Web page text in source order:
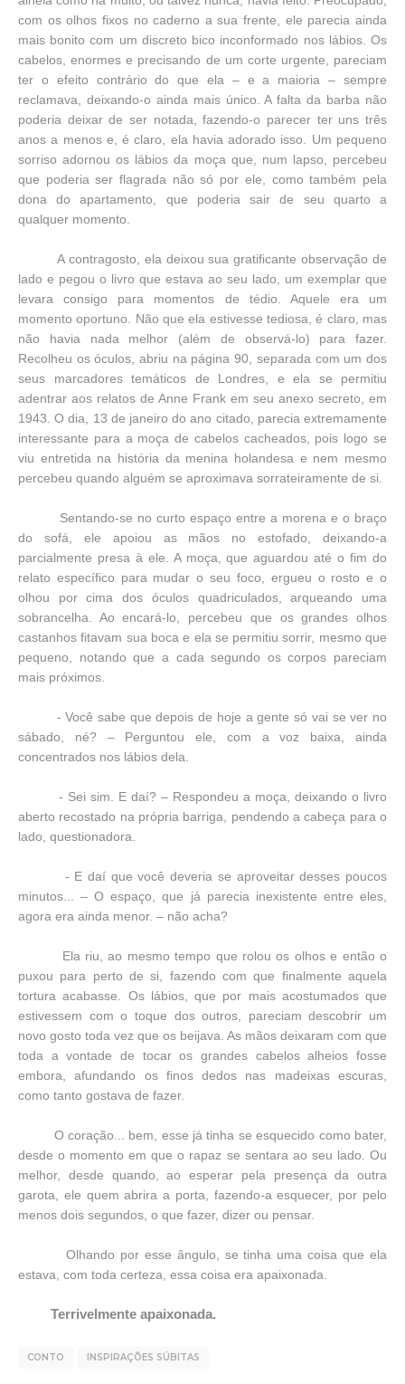
com os olhos fixos no caderno a sua frente, ele parecia ainda
mais bonito com um discreto bico inconformado nos lábios. Os
cabelos, enormes e precisando de um corte urgente, pareciam
ter o efeito contrário do que ela – e a maioria – sempre
reclamava, deixando-o ainda mais único. A falta da barba não
poderia deixar de ser notada, fazendo-o parecer ter uns três
anos a menos e, é claro, ela havia adorado isso. Um pequeno
sorriso adornou os lábios da moça que, num lapso, percebeu
que poderia ser flagrada não só por ele, como também pela
dona do apartamento, que poderia sair de seu quarto a
qualquer momento.
A contragosto, ela deixou sua gratificante observação de
lado e pegou o livro que estava ao seu lado, um exemplar que
levara consigo para momentos de tédio. Aquele era um
momento oportuno. Não que ela estivesse tediosa, é claro, mas
não havia nada melhor (além de observá-lo) para fazer.
Recolheu os óculos, abriu na página 90, separada com um dos
seus marcadores temáticos de Londres, e ela se permitiu
adentrar aos relatos de Anne Frank em seu anexo secreto, em
1943. O dia, 13 de janeiro do ano citado, parecia extremamente
interessante para a moça de cabelos cacheados, pois logo se
viu entretida na história da menina holandesa e nem mesmo
percebeu quando alguém se aproximava sorrateiramente de si.
Sentando-se no curto espaço entre a morena e o braço
do sofá, ele apoiou as mãos no estofado, deixando-a
parcialmente presa à ele. A moça, que aguardou até o fim do
relato específico para mudar o seu foco, ergueu o rosto e o
olhou por cima dos óculos quadriculados, arqueando uma
sobrancelha. Ao encará-lo, percebeu que os grandes olhos
castanhos fitavam sua boca e ela se permitiu sorrir, mesmo que
pequeno, notando que a cada segundo os corpos pareciam
mais próximos.
- Você sabe que depois de hoje a gente só vai se ver no
sábado, né? – Perguntou ele, com a voz baixa, ainda
concentrados nos lábios dela.
- Sei sim. E daí? – Respondeu a moça, deixando o livro
aberto recostado na própria barriga, pendendo a cabeça para o
lado, questionadora.
- E daí que você deveria se aproveitar desses poucos
minutos... – O espaço, que já parecia inexistente entre eles,
agora era ainda menor. – não acha?
Ela riu, ao mesmo tempo que rolou os olhos e então o
puxou para perto de si, fazendo com que finalmente aquela
tortura acabasse. Os lábios, que por mais acostumados que
estivessem com o toque dos outros, pareciam descobrir um
novo gosto toda vez que os beijava. As mãos deixaram com que
toda a vontade de tocar os grandes cabelos alheios fosse
embora, afundando os finos dedos nas madeixas escuras,
como tanto gostava de fazer.
O coração... bem, esse já tinha se esquecido como bater,
desde o momento em que o rapaz se sentara ao seu lado. Ou
melhor, desde quando, ao esperar pela presença da outra
garota, ele quem abrira a porta, fazendo-a esquecer, por pelo
menos dois segundos, o que fazer, dizer ou pensar.
Olhando por esse ângulo, se tinha uma coisa que ela
estava, com toda certeza, essa coisa era apaixonada.
Terrivelmente apaixonada.
CONTO INSPIRAÇÕES SÚBITAS